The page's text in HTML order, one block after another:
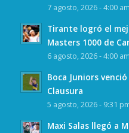
7 agosto, 2026 - 4:00 am
Tirante logró el
Masters 1000 de
6 agosto, 2026 - 4:00 am
Boca Juniors
Clausura
5 agosto, 2026 - 9:31
Maxi Salas llegó a